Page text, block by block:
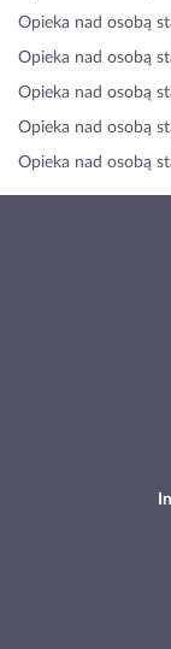
Opieka nad osobą
Opieka nad osobą
Opieka nad osobą
Opieka nad osobą
Opieka nad osobą